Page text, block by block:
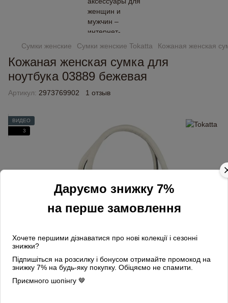
Даруємо знижку 7%
на перше замовлення
Хочете першими дізнаватися про нові колекції і сезонні
знижки?
Підпишіться на розсилку і бонусом отримайте промокод на
знижку 7% на будь-яку покупку. Обіцяємо не спамити.
Приємного шопінгу 🤎
Сумки женские Сумки женские Tokatta Кожаная женская
Кожаная женская сумка для
ноутбука 03889 бежевая
Артикул: 2973769902 1 отзыв
ВИДЕО
3